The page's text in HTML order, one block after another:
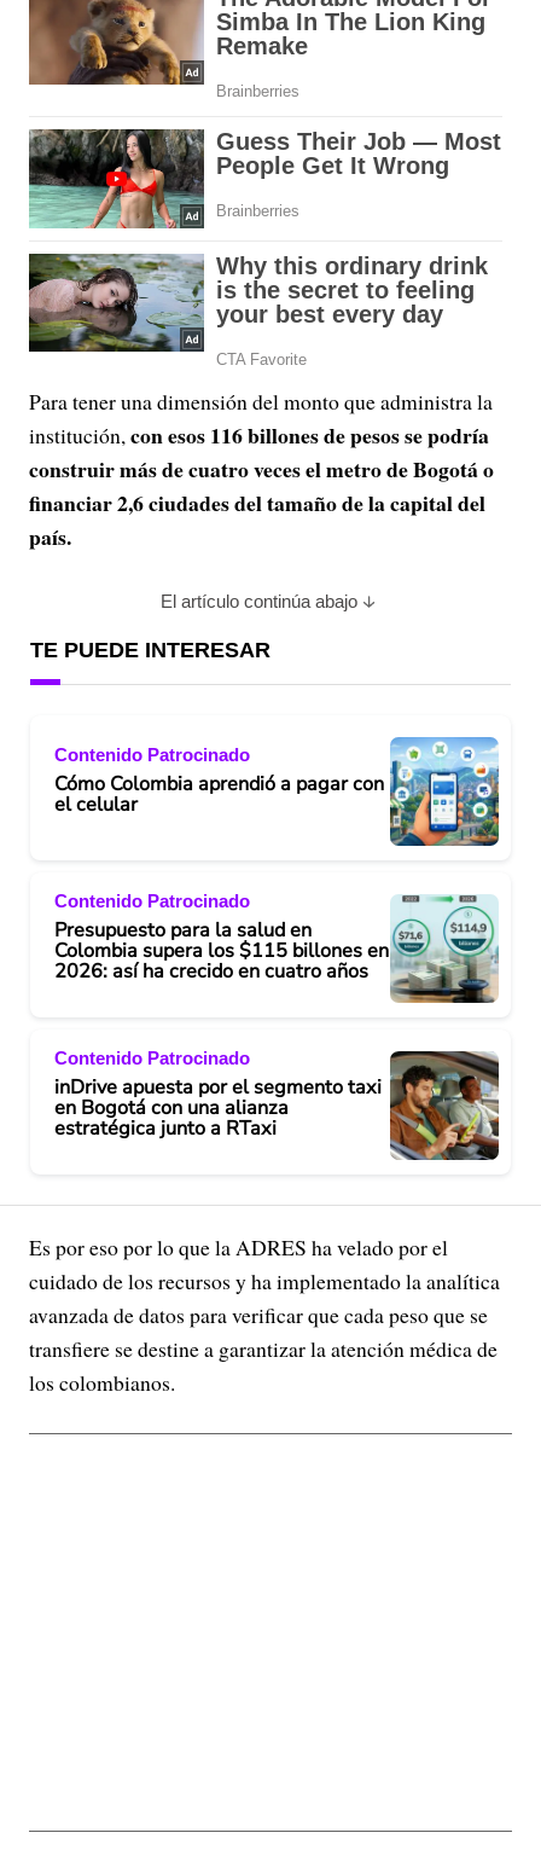
Para tener una dimensión del monto que administra la
institución, con esos 116 billones de pesos se podría
construir más de cuatro veces el metro de Bogotá o
financiar 2,6 ciudades del tamaño de la capital del
país.
El artículo continúa abajo
TE PUEDE INTERESAR
Contenido Patrocinado
Cómo Colombia aprendió a pagar con
el celular
Contenido Patrocinado
Presupuesto para la salud en
Colombia supera los $115 billones en
2026: así ha crecido en cuatro años
Contenido Patrocinado
inDrive apuesta por el segmento taxi
en Bogotá con una alianza
estratégica junto a RTaxi
Es por eso por lo que la ADRES ha velado por el
cuidado de los recursos y ha implementado la analítica
avanzada de datos para verificar que cada peso que se
transfiere se destine a garantizar la atención médica de
los colombianos.